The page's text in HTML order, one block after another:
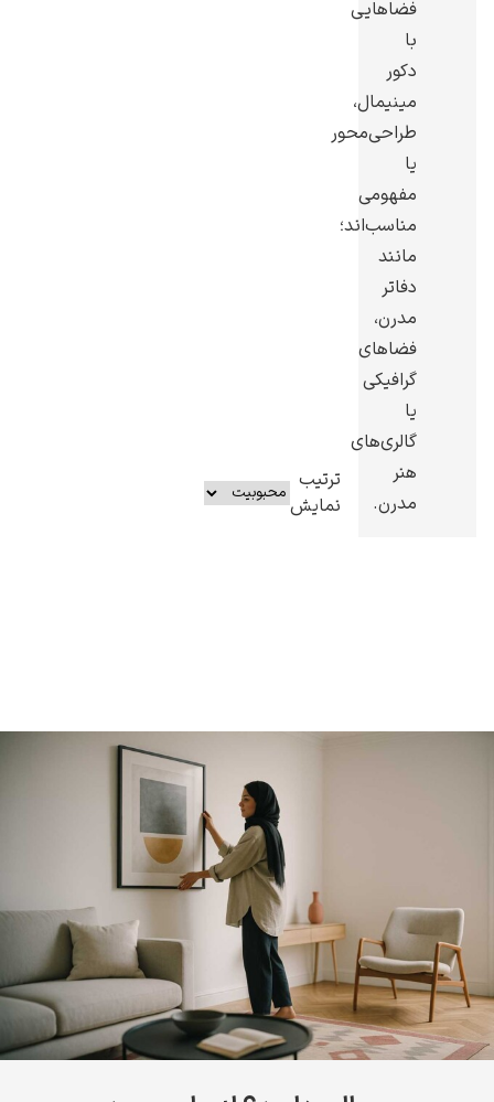
یوهانس فرمیر
فضاهایی
با
دکور
مینیمال،
طراحی‌محور
یا
مفهومی
مناسب‌اند؛
مانند
دفاتر
مدرن،
فضاهای
گرافیکی
یا
گالری‌های
هنر
مدرن.
ترتیب
نمایش